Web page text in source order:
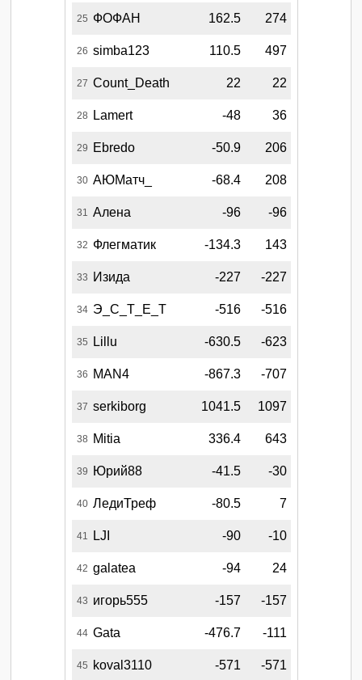
25 ФОФАН 162.5 274
26 simba123 110.5 497
27 Count_Death 22 22
28 Lamert -48 36
29 Ebredo -50.9 206
30 АЮМатч_ -68.4 208
31 Алена -96 -96
32 Флегматик -134.3 143
33 Изида -227 -227
34 Э_С_Т_Е_Т -516 -516
35 Lillu -630.5 -623
36 MAN4 -867.3 -707
37 serkiborg 1041.5 1097
38 Mitia 336.4 643
39 Юрий88 -41.5 -30
40 ЛедиТреф -80.5 7
41 LJI -90 -10
42 galatea -94 24
43 игорь555 -157 -157
44 Gata -476.7 -111
45 koval3110 -571 -571